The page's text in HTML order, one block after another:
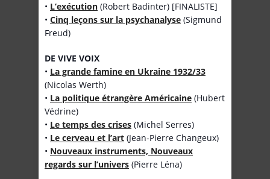
• L’exécution (Robert Badinter) [FINALISTE]
• Cinq leçons sur la psychanalyse (Sigmund
Freud)
DE VIVE VOIX
• La grande famine en Ukraine 1932/33
(Nicolas Werth)
• La politique étrangère Américaine (Hubert
Védrine)
• Le temps des crises (Michel Serres)
• Le cerveau et l’art (Jean-Pierre Changeux)
• Nouveaux instruments, Nouveaux
regards sur l’univers (Pierre Léna)